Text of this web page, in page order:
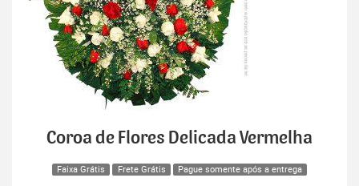
Coroa de Flores Delicada Vermelha
Faixa Grátis Frete Grátis Pague somente após a entrega